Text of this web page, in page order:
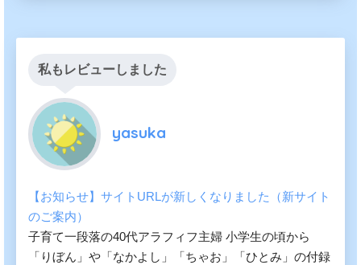
私もレビューしました
yasuka
【お知らせ】サイトURLが新しくなりました（新サイト
のご案内）
子育て一段落の40代アラフィフ主婦 小学生の頃から
「りぼん」や「なかよし」「ちゃお」「ひとみ」の付録